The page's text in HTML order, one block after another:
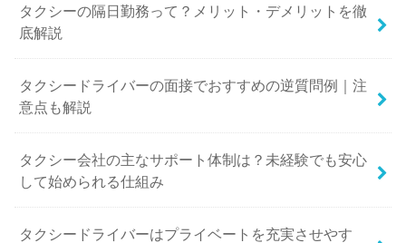
タクシーの隔日勤務って？メリット・デメリットを徹
底解説
タクシードライバーの面接でおすすめの逆質問例｜注
意点も解説
タクシー会社の主なサポート体制は？未経験でも安心
して始められる仕組み
タクシードライバーはプライベートを充実させやす